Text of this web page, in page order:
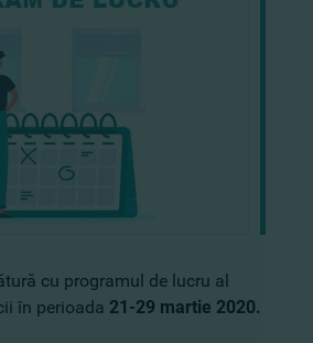
cu programul de lucru al
în perioada 21-29 martie 2020.